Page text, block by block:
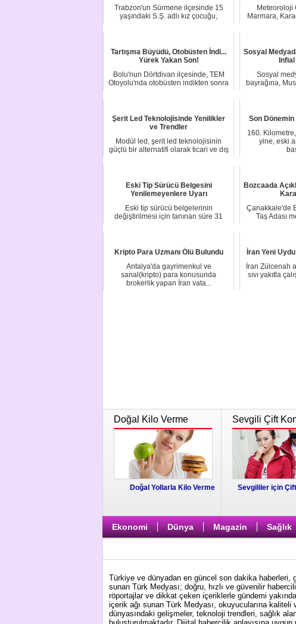
Trabzon'un Sürmene ilçesinde 15
yaşındaki S.Ş. adlı kız çocuğu,
Meteoroloji
Marmara,
Tartışma Büyüdü, Otobüsten İndi...
Yürek Yakan Son!
Bolu'nun Dörtdivan ilçesinde, TEM
Otoyolu'nda otobüsten indikten sonra
Sosyal
Sosyal
bayrağına,
Şerit Led Teknolojisinde Yenilikler
ve Trendler
Modül led, şerit led teknolojisinin
güçlü bir alternatifi olarak ticari ve dış
Son Dönemin
160. Kilometre,
yine, eski
Eski Tip Sürücü Belgesini
Yenilemeyenlere Uyarı
Eski tip sürücü belgelerinin
değiştirilmesi için tanınan süre 31
Bozcaada
Çanakkale'de
Taş Adası
Kripto Para Uzmanı Ölü Bulundu
Antalya'da gayrimenkul ve
sanal(kripto) para konusunda
brokerlik yapan İran vata...
İran Yeni Uydu
İran Zülcenah
sıvı yakıtla
Doğal Kilo Verme
Doğal Yollarla Kilo Verme
Sevgili Çift
Sevgililer için
Ekonomi Dünya Magazin Sağlık
Türkiye ve dünyadan en güncel son dakika haberleri,
sunan Türk Medyası; doğru, hızlı ve güvenilir
röportajlar ve dikkat çeken içeriklerle gündemi
içerik ağı sunan Türk Medyası, okuyucularına
dünyasındaki gelişmeler, teknoloji trendleri, sağlık